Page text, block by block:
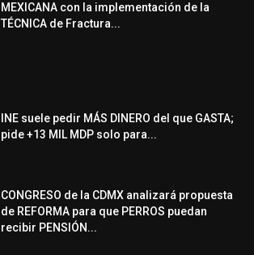
MEXICANA con la implementación de la
TÉCNICA de Fractura...
INE suele pedir MÁS DINERO del que GASTA;
pide +13 MIL MDP solo para...
CONGRESO de la CDMX analizará propuesta
de REFORMA para que PERROS puedan
recibir PENSIÓN...